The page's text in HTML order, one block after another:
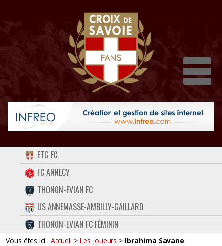
ACCUEIL
FORUM
CONTACT
FACEBOOK
TWITTER
ETG FC
FC ANNECY
THONON-EVIAN FC
US ANNEMASSE-AMBILLY-GAILLARD
THONON-EVIAN FC FÉMININ
Vous êtes ici : Accueil > Les joueurs > Ibrahima Savane